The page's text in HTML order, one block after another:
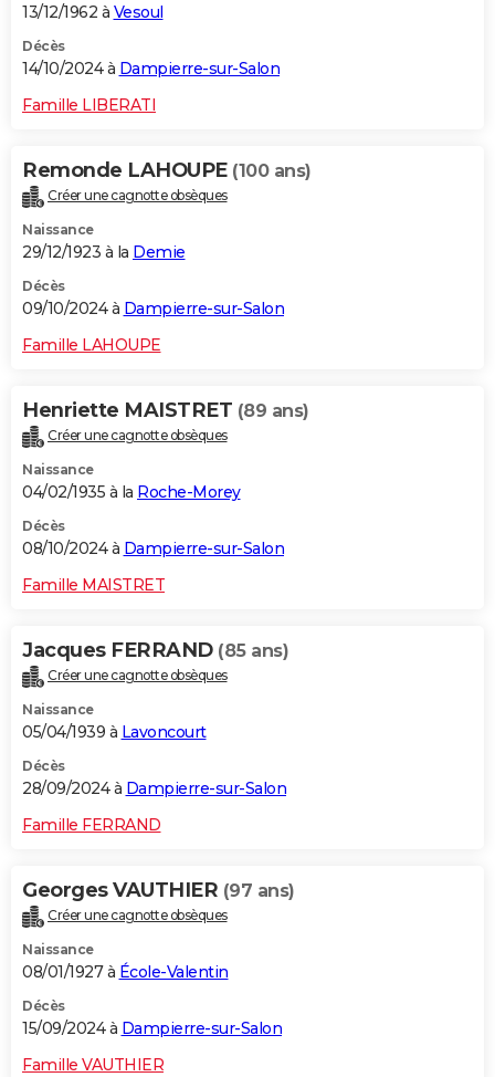
13/12/1962 à Vesoul
Décès
14/10/2024 à Dampierre-sur-Salon
Famille LIBERATI
Remonde LAHOUPE (100 ans)
Créer une cagnotte obsèques
Naissance
29/12/1923 à la Demie
Décès
09/10/2024 à Dampierre-sur-Salon
Famille LAHOUPE
Henriette MAISTRET (89 ans)
Créer une cagnotte obsèques
Naissance
04/02/1935 à la Roche-Morey
Décès
08/10/2024 à Dampierre-sur-Salon
Famille MAISTRET
Jacques FERRAND (85 ans)
Créer une cagnotte obsèques
Naissance
05/04/1939 à Lavoncourt
Décès
28/09/2024 à Dampierre-sur-Salon
Famille FERRAND
Georges VAUTHIER (97 ans)
Créer une cagnotte obsèques
Naissance
08/01/1927 à École-Valentin
Décès
15/09/2024 à Dampierre-sur-Salon
Famille VAUTHIER